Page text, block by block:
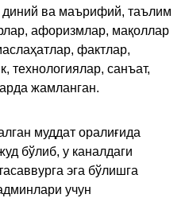
диний ва маърифий, таълим
афоризмлар, мақоллар
фактлар,
технологиялар, санъат,
жамланган.
муддат оралиғида
бўлиб, у каналдаги
эга бўлишга
учун